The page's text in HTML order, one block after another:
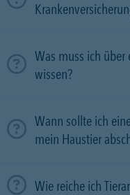
Was muss ich über
wissen?
Wann sollte ich
mein Haustier
Wie reiche ich